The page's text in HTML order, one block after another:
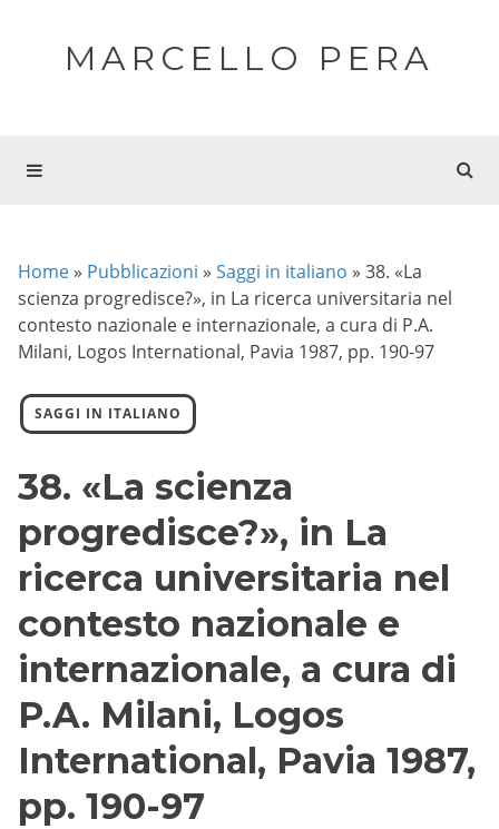
MARCELLO PERA
Home » Pubblicazioni » Saggi in italiano » 38. «La
scienza progredisce?», in La ricerca universitaria nel
contesto nazionale e internazionale, a cura di P.A.
Milani, Logos International, Pavia 1987, pp. 190-97
SAGGI IN ITALIANO
38. «La scienza
progredisce?», in La
ricerca universitaria nel
contesto nazionale e
internazionale, a cura di
P.A. Milani, Logos
International, Pavia 1987,
pp. 190-97